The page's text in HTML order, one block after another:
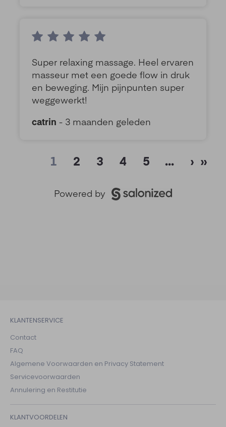
KLANTENSERVICE
Contact
FAQ
Algemene Voorwaarden en Privacy Statement
Servicevoorwaarden
Annulering en Restitutie
KLANTVOORDELEN